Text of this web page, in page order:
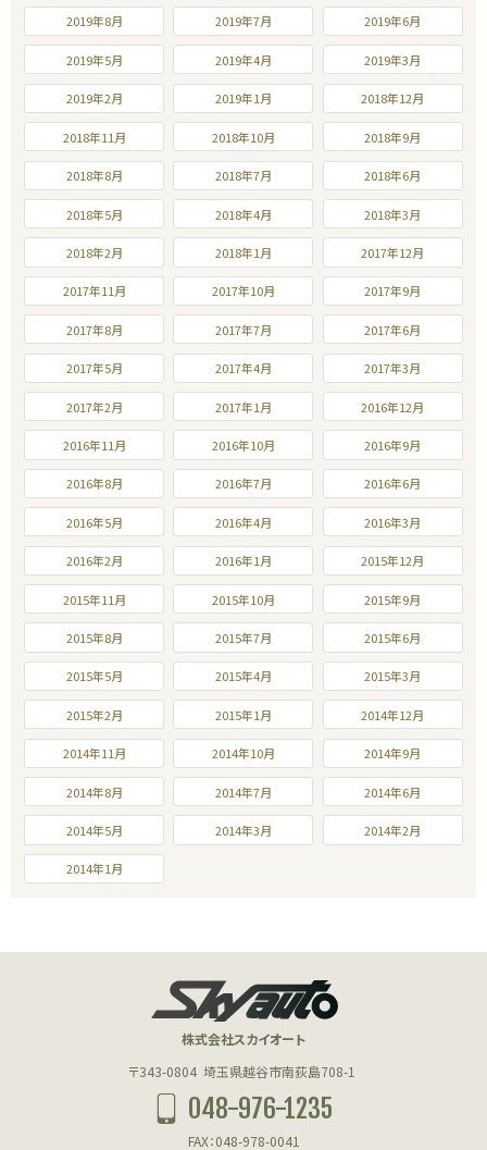
2019年8月 2019年7月 2019年6月
2019年5月 2019年4月 2019年3月
2019年2月 2019年1月 2018年12月
2018年11月 2018年10月 2018年9月
2018年8月 2018年7月 2018年6月
2018年5月 2018年4月 2018年3月
2018年2月 2018年1月 2017年12月
2017年11月 2017年10月 2017年9月
2017年8月 2017年7月 2017年6月
2017年5月 2017年4月 2017年3月
2017年2月 2017年1月 2016年12月
2016年11月 2016年10月 2016年9月
2016年8月 2016年7月 2016年6月
2016年5月 2016年4月 2016年3月
2016年2月 2016年1月 2015年12月
2015年11月 2015年10月 2015年9月
2015年8月 2015年7月 2015年6月
2015年5月 2015年4月 2015年3月
2015年2月 2015年1月 2014年12月
2014年11月 2014年10月 2014年9月
2014年8月 2014年7月 2014年6月
2014年5月 2014年3月 2014年2月
2014年1月
株式会社スカイオート
〒343-0804 埼玉県越谷市南荻島708-1
048-976-1235
FAX：048-978-0041